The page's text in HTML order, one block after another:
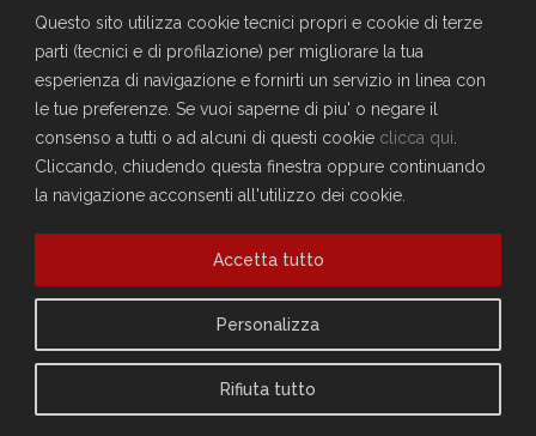
Questo sito utilizza cookie tecnici propri e cookie di terze
parti (tecnici e di profilazione) per migliorare la tua
esperienza di navigazione e fornirti un servizio in linea con
le tue preferenze. Se vuoi saperne di piu' o negare il
consenso a tutti o ad alcuni di questi cookie clicca qui
Cliccando, chiudendo questa finestra oppure continuando
la navigazione acconsenti all'utilizzo dei cookie.
Personalizza
Rifiuta tutto
Accetta tutto
Largo Don Bonifacio 1, 34125 Trieste
Telefono: 040671198
CF. 90025330326
craltrieste@generali.com
Vuoi diventare socio del Circolo?
Sei già socio?
Compila il form per richiedere la registrazione al sito
Accedi
Privacy Policy
Cookie Policy